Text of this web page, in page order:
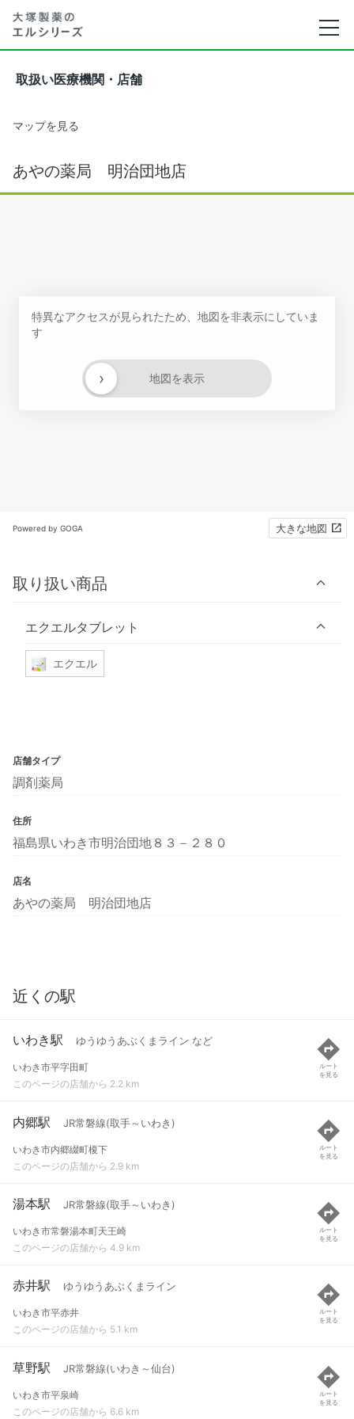
取扱い医療機関・店舗
マップを見る
あやの薬局 明治団地店
特異なアクセスが見られたため、地図を非表示にしていま
す
地図を表示
›
Powered by GOGA 大きな地図
取り扱い商品
エクエルタブレット
エクエル
店舗タイプ
調剤薬局
住所
福島県いわき市明治団地８３－２８０
店名
あやの薬局 明治団地店
近くの駅
いわき駅 ゆうゆうあぶくまライン など
いわき市平字田町
このページの店舗から 2.2 km
ルート
を見る
内郷駅 JR常磐線(取手～いわき)
いわき市内郷綴町榎下
このページの店舗から 2.9 km
ルート
を見る
湯本駅 JR常磐線(取手～いわき)
いわき市常磐湯本町天王崎
このページの店舗から 4.9 km
ルート
を見る
赤井駅 ゆうゆうあぶくまライン
いわき市平赤井
このページの店舗から 5.1 km
ルート
を見る
草野駅 JR常磐線(いわき～仙台)
いわき市平泉崎
このページの店舗から 6.6 km
ルート
を見る